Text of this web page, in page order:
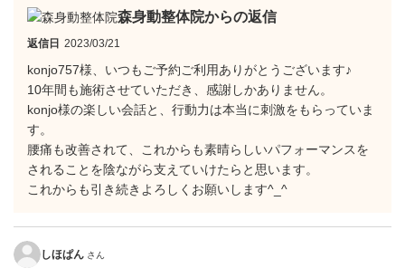
森身動整体院からの返信
返信日 2023/03/21
konjo757様、いつもご予約ご利用ありがとうございます♪
10年間も施術させていただき、感謝しかありません。
konjo様の楽しい会話と、行動力は本当に刺激をもらっていま
す。
腰痛も改善されて、これからも素晴らしいパフォーマンスを
されることを陰ながら支えていけたらと思います。
これからも引き続きよろしくお願いします^_^
しほぱん さん